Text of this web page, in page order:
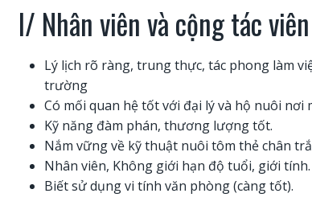
I/ Nhân viên và cộng tác
Lý lịch rõ ràng, trung thực, tác phong làm
trường
Có mối quan hệ tốt với đại lý và hộ nuôi nơi
Kỹ năng đàm phán, thương lượng tốt.
Nắm vững về kỹ thuật nuôi tôm thẻ chân
Nhân viên, Không giới hạn độ tuổi, giới tính.
Biết sử dụng vi tính văn phòng (càng tốt).